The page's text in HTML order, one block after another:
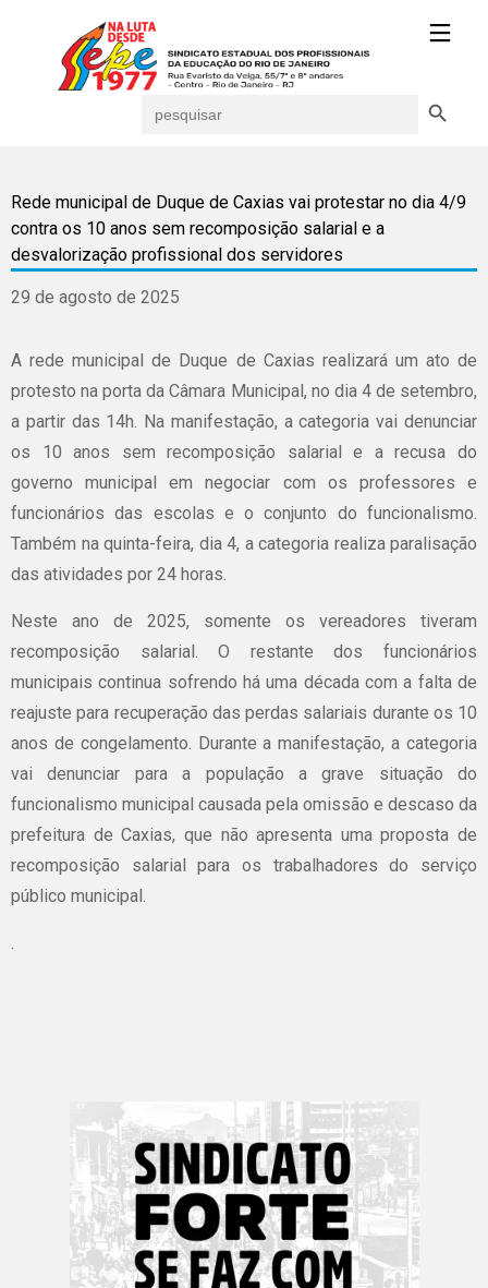
for:
Rede municipal de Duque de Caxias vai protestar no dia 4/9
contra os 10 anos sem recomposição salarial e a
desvalorização profissional dos servidores
29 de agosto de 2025
A rede municipal de Duque de Caxias realizará um ato de
protesto na porta da Câmara Municipal, no dia 4 de setembro,
a partir das 14h. Na manifestação, a categoria vai denunciar
os 10 anos sem recomposição salarial e a recusa do
governo municipal em negociar com os professores e
funcionários das escolas e o conjunto do funcionalismo.
Também na quinta-feira, dia 4, a categoria realiza paralisação
das atividades por 24 horas.
Neste ano de 2025, somente os vereadores tiveram
recomposição salarial. O restante dos funcionários
municipais continua sofrendo há uma década com a falta de
reajuste para recuperação das perdas salariais durante os 10
anos de congelamento. Durante a manifestação, a categoria
vai denunciar para a população a grave situação do
funcionalismo municipal causada pela omissão e descaso da
prefeitura de Caxias, que não apresenta uma proposta de
recomposição salarial para os trabalhadores do serviço
público municipal.
.